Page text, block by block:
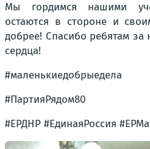
Мы гордимся нашими
остаются в стороне и
добрее! Спасибо ребятам
сердца!
#маленькиедобрыедела
#ПартияРядом80
#ЕРДНР #ЕдинаяРоссия